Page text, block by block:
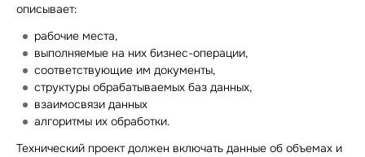
описывает:
рабочие места,
выполняемые на них бизнес-операции,
соответствующие им документы,
структуры обрабатываемых баз данных,
взаимосвязи данных
алгоритмы их обработки.
Технический проект должен включать данные об объемах и